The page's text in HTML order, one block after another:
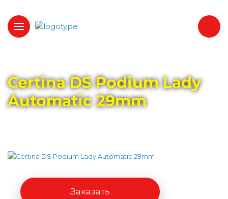
Certina DS Podium Lady
Automatic 29mm
Заказать